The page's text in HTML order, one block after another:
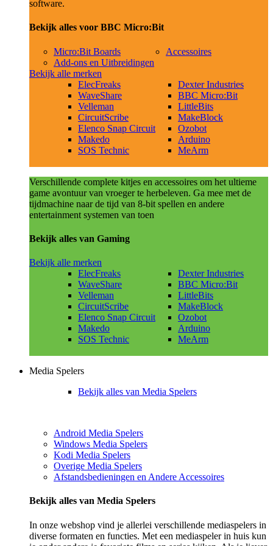
software.
Bekijk alles voor BBC Micro:Bit
Micro:Bit Boards
Add-ons en Uitbreidingen
Accessoires
Bekijk alle merken
ElecFreaks
WaveShare
Velleman
CircuitScribe
Elenco Snap Circuit
Makedo
SOS Technic
Dexter Industries
BBC Micro:Bit
LittleBits
MakeBlock
Ozobot
Arduino
MeArm
Verschillende complete kitjes en accessoires om het ultieme
game avontuur van vroeger te herbeleven. Ga mee met de
tijdmachine naar de tijd van 8-bit spellen en andere
entertainment systemen van toen
Bekijk alles van Gaming
Bekijk alle merken
ElecFreaks
WaveShare
Velleman
CircuitScribe
Elenco Snap Circuit
Makedo
SOS Technic
Dexter Industries
BBC Micro:Bit
LittleBits
MakeBlock
Ozobot
Arduino
MeArm
Media Spelers
Bekijk alles van Media Spelers
Android Media Spelers
Windows Media Spelers
Kodi Media Spelers
Overige Media Spelers
Afstandsbedieningen en Andere Accessoires
Bekijk alles van Media Spelers
In onze webshop vind je allerlei verschillende mediaspelers in
diverse formaten en functies. Met een mediaspeler in huis kun